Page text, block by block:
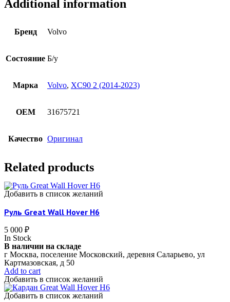
Additional information
Бренд Volvo
Состояние Б/у
Марка Volvo, XC90 2 (2014-2023)
OEM 31675721
Качество Оригинал
Related products
Добавить в список желаний
Руль Great Wall Hover H6
5 000 ₽
In Stock
В наличии на складе
г Москва, поселение Московский, деревня Саларьево, ул
Картмазовская, д 50
Add to cart
Добавить в список желаний
Добавить в список желаний